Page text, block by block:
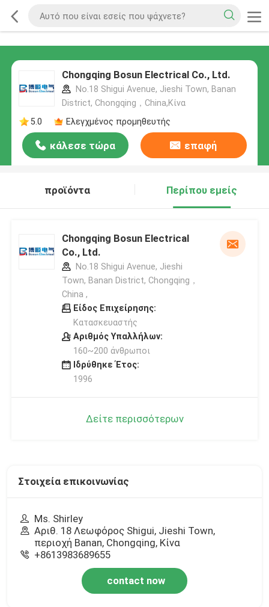
Chongqing Bosun Electrical Co., Ltd.
No.18 Shigui Avenue, Jieshi Town, Banan
District, Chongqing，China,Κίνα
5.0
Ελεγχμένος προμηθευτής
κάλεσε τώρα επαφή
προϊόντα Περίπου εμείς
Chongqing Bosun Electrical
Co., Ltd.
No.18 Shigui Avenue, Jieshi
Town, Banan District, Chongqing，
China ,
Είδος Επιχείρησης:
Κατασκευαστής
Αριθμός Υπαλλήλων:
160~200 άνθρωποι
Ιδρύθηκε Έτος:
1996
Δείτε περισσότερων
Στοιχεία επικοινωνίας
Ms. Shirley
Αριθ. 18 Λεωφόρος Shigui, Jieshi Town,
περιοχή Banan, Chongqing, Κίνα
+8613983689655
contact now